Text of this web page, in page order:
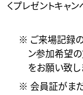
くプレゼントキャ
※ ご来場記録の
ン参加希望
をお願い致し
※ 会員証がま